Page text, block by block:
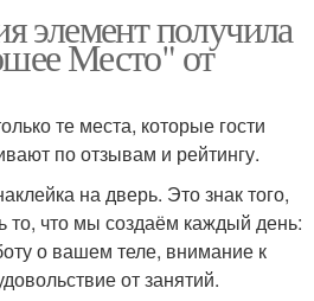
элемент получила
Место" от
те места, которые гости
по отзывам и рейтингу.
на дверь. Это знак того,
то, что мы создаём каждый день:
о вашем теле, внимание к
от занятий.